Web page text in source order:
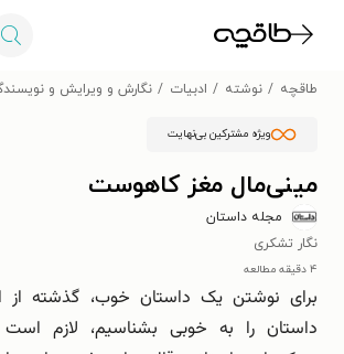
طاقچه نوشته ادبیات نگارش و ویرایش و
ویژه مشترکین بی‌نهایت
مینی‌مال مغز کاهوست
مجله داستان
نگار تشکری
۴ دقیقه مطالعه
برای نوشتن یک داستان خوب، گذشته از
داستان را به خوبی بشناسیم، لازم